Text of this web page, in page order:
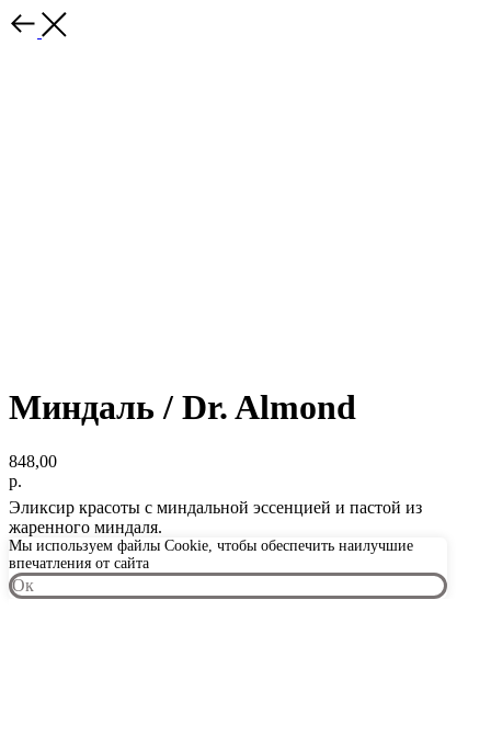
Миндаль / Dr. Almond
848,00
р.
Эликсир красоты с миндальной эссенцией и пастой из
жаренного миндаля.
Мы используем файлы Cookie, чтобы обеспечить наилучшие
впечатления от сайта
Oк